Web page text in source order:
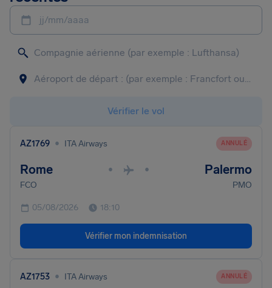
jj/mm/aaaa
Vérifier le vol
AZ1769 • ITA Airways ANNULÉ
Rome • • Palermo
FCO PMO
05/08/2026 18:10
Vérifier mon indemnisation
AZ1753 • ITA Airways ANNULÉ